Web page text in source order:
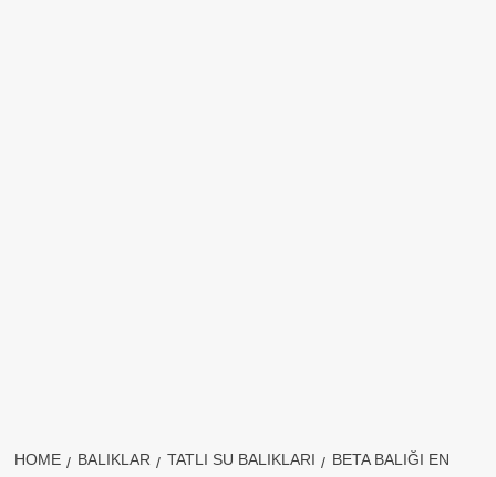
HOME BALIKLAR TATLI SU BALIKLARI
BETA BALIĞI EN